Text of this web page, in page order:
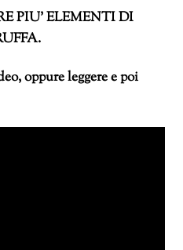
PIU’ ELEMENTI DI
oppure leggere e poi